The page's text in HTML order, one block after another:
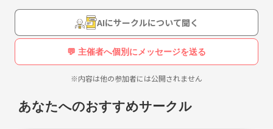
釣り初心者さんも歓迎
AIにサークルについて聞く
💬 主催者へ個別にメッセージを送る
※内容は他の参加者には公開されません
あなたへのおすすめサークル